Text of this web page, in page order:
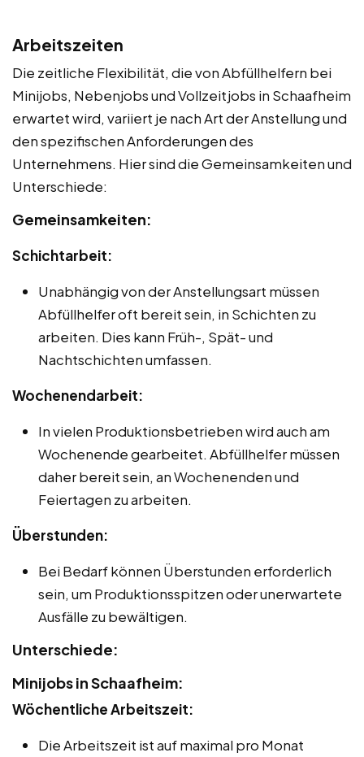
Arbeitszeiten
Die zeitliche Flexibilität, die von Abfüllhelfern bei
Minijobs, Nebenjobs und Vollzeitjobs in Schaafheim
erwartet wird, variiert je nach Art der Anstellung und
den spezifischen Anforderungen des
Unternehmens. Hier sind die Gemeinsamkeiten und
Unterschiede:
Gemeinsamkeiten:
Schichtarbeit:
Unabhängig von der Anstellungsart müssen
Abfüllhelfer oft bereit sein, in Schichten zu
arbeiten. Dies kann Früh-, Spät- und
Nachtschichten umfassen.
Wochenendarbeit:
In vielen Produktionsbetrieben wird auch am
Wochenende gearbeitet. Abfüllhelfer müssen
daher bereit sein, an Wochenenden und
Feiertagen zu arbeiten.
Überstunden:
Bei Bedarf können Überstunden erforderlich
sein, um Produktionsspitzen oder unerwartete
Ausfälle zu bewältigen.
Unterschiede:
Minijobs in Schaafheim:
Wöchentliche Arbeitszeit:
Die Arbeitszeit ist auf maximal pro Monat